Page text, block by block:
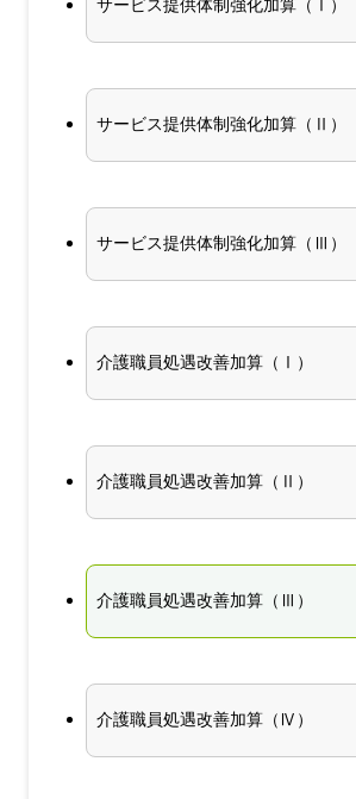
サービス提供体制強化加算（Ⅰ）
サービス提供体制強化加算（Ⅱ）
サービス提供体制強化加算（Ⅲ）
介護職員処遇改善加算（Ⅰ）
介護職員処遇改善加算（Ⅱ）
介護職員処遇改善加算（Ⅲ）
介護職員処遇改善加算（Ⅳ）